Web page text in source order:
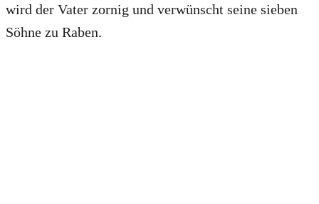
wird der Vater zornig und verwünscht seine sieben
Söhne zu Raben.